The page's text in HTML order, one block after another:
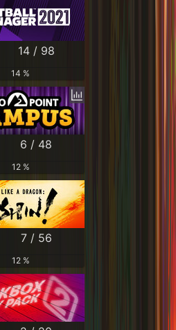
14 / 98
14 %
6 / 48
12 %
7 / 56
12 %